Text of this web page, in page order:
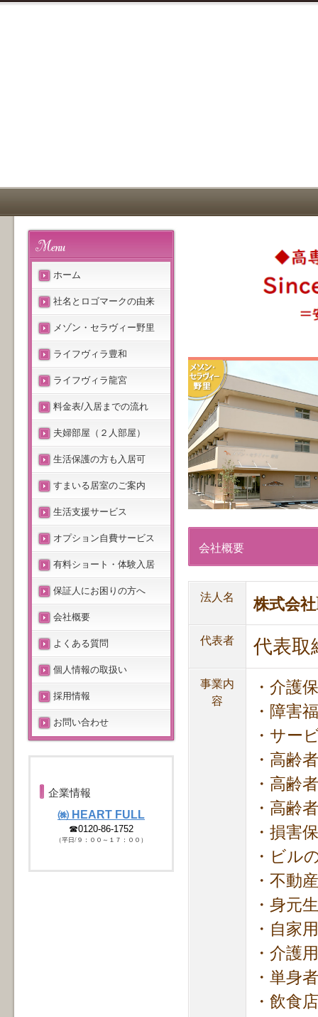
会社概要
法人名 株式会社
代表者 代表
事業内
容
・介護
・障害
・サー
・高齢
・高齢
・高齢
・損害
・ビル
・不動
・身元
・自家
・介護
・単身
・飲食
ホーム
社名とロゴマークの由来
メゾン・セラヴィー野里
ライフヴィラ豊和
ライフヴィラ龍宮
料金表/入居までの流れ
夫婦部屋（２人部屋）
生活保護の方も入居可
すまいる居室のご案内
生活支援サービス
オプション自費サービス
有料ショート・体験入居
保証人にお困りの方へ
会社概要
よくある質問
個人情報の取扱い
採用情報
お問い合わせ
企業情報
㈱ HEART FULL
☎0120-86-1752
（平日/９：００～１７：００）